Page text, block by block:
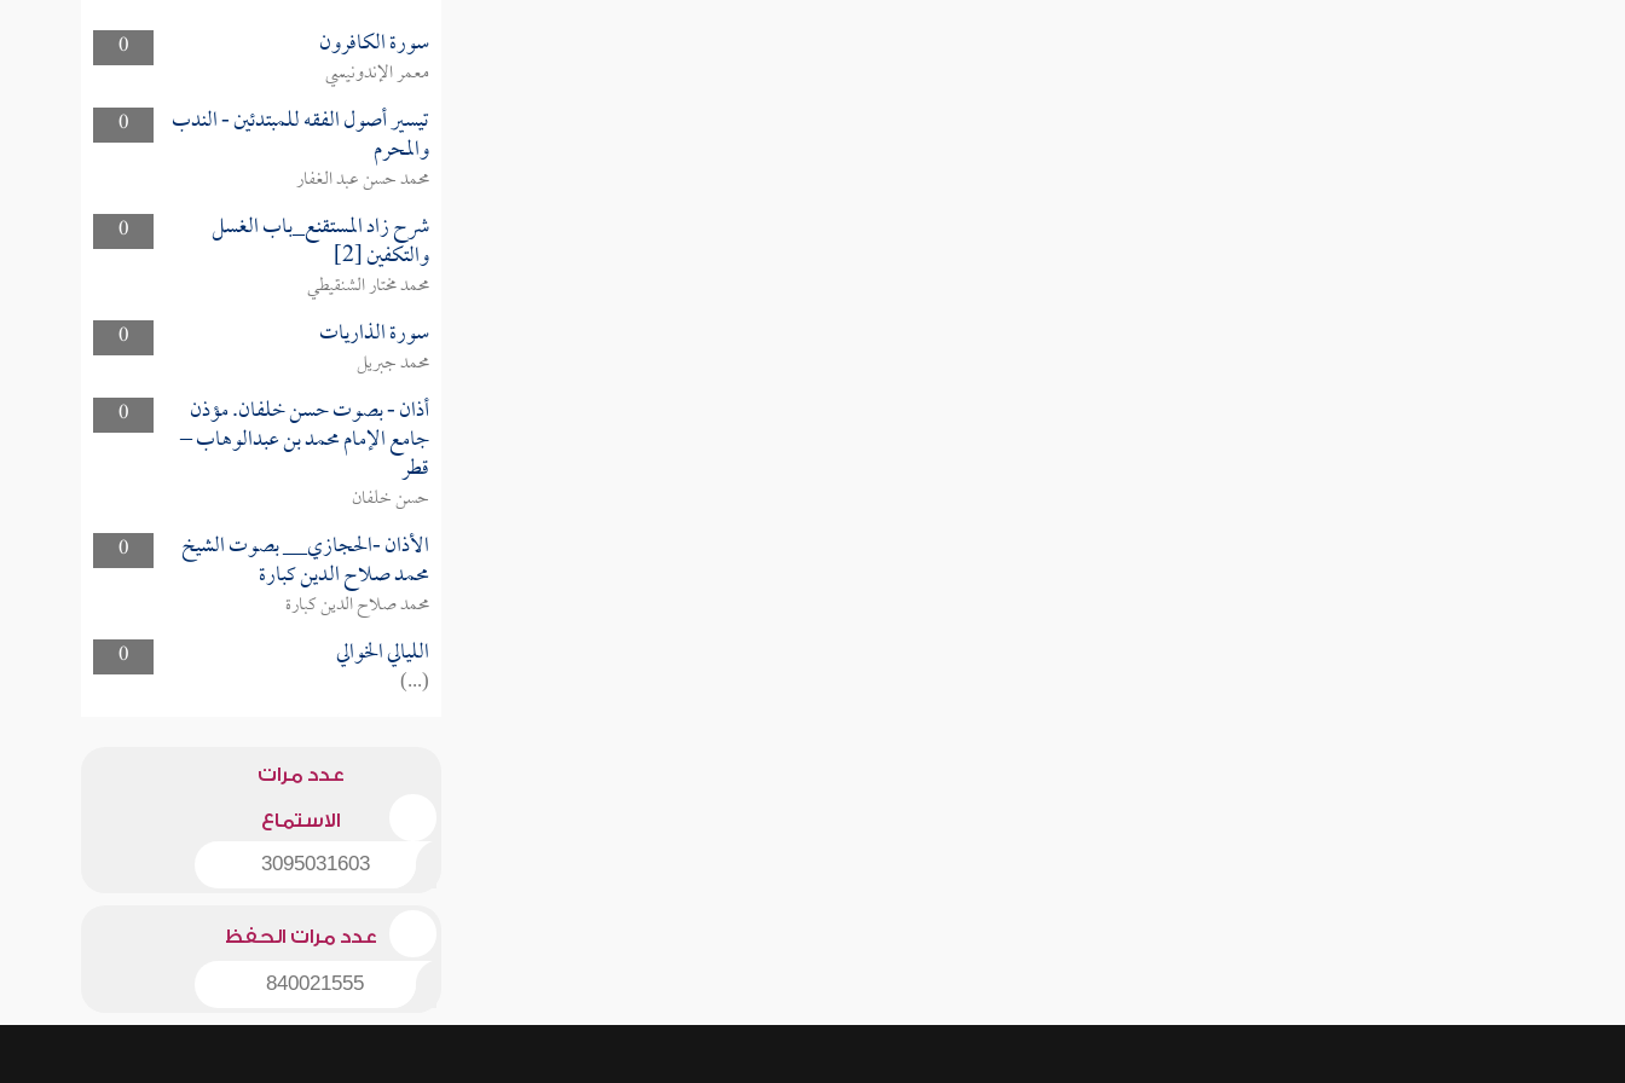
0 سورة الكافرون
معمر الإندونيسي
0
تيسير أصول الفقه للمبتدئين - الندب
والمحرم
محمد حسن عبد الغفار
0
شرح زاد المستقنع_باب الغسل
والتكفين [2]
محمد مختار الشنقيطي
0
سورة الذاريات
محمد جبريل
0
أذان - بصوت حسن خلفان. مؤذن
جامع الإمام محمد بن عبدالوهاب –
قطر
حسن خلفان
0
الأذان -الحجازي__ بصوت الشيخ
محمد صلاح الدين كبارة
محمد صلاح الدين كبارة
0
الليالي الخوالي
(...)
عدد مرات
الاستماع
3095031603
عدد مرات الحفظ
840021555